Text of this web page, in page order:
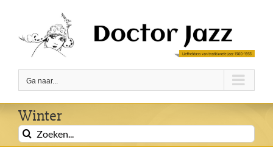
inhoud
Ga naar...
Winter
Zoeken
naar: